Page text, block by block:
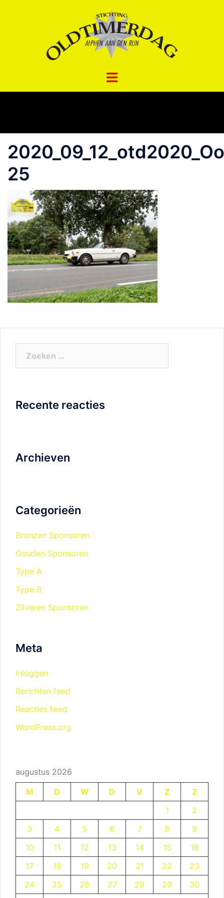
25
Recente reacties
Archieven
Categorieën
Bronzen Sponsoren
Gouden Sponsoren
Type A
Type B
Zilveren Sponsoren
Meta
Inloggen
Berichten feed
Reacties feed
WordPress.org
augustus 2026
M
D W D V Z
Z
1
2
3
4 5 6 7 8
9
10
11 12 13 14 15
16
17
18 19 20 21 22
23
24
25 26 27 28 29 30